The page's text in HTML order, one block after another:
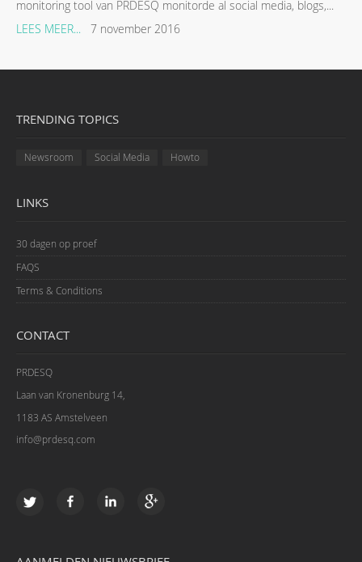
monitoring tool van PRDESQ monitorde al social media, blogs,...
LEES MEER...
7 november 2016
TRENDING TOPICS
Newsroom Social Media Howto
LINKS
30 dagen op proef
FAQS
Terms & Conditions
CONTACT
PRDESQ
Laan van Kronenburg 14,
1183 AS Amstelveen
info@prdesq.com